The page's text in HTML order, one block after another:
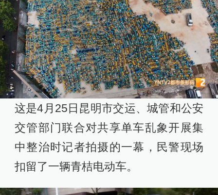
这是4月25日昆明市交运、城管和公安
交管部门联合对共享单车乱象开展集
中整治时记者拍摄的一幕，民警现场
扣留了一辆青桔电动车。